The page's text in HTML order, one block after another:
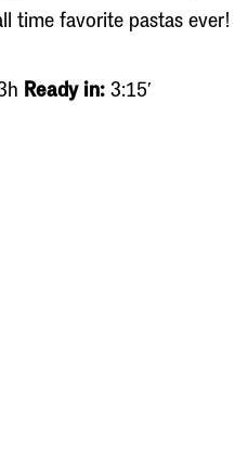
time favorite pastas ever!
Ready in: 3:15′